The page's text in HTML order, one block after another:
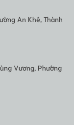
An Khê, Thành
Vương, Phường